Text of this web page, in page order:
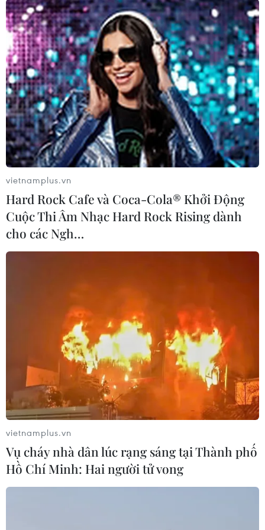
gió giật mạnh. Gió Đông Bắc cấp 2-3. Nhiệt độ
thấp nhất 22-25 độ C. Nhiệt độ cao nhất 27-30 độ
C, có nơi trên 30 độ C./.
(TTXVN/Vietnam+)
#Dự báo thời tiết
Theo dõi VietnamPlus
TIN LIÊN QUAN
vietnamplus.vn
Hard Rock Cafe và Coca-Cola® Khởi Động
Cuộc Thi Âm Nhạc Hard Rock Rising dành
cho các Ngh…
vietnamplus.vn
Vụ cháy nhà dân lúc rạng sáng tại Thành phố
Hồ Chí Minh: Hai người tử vong